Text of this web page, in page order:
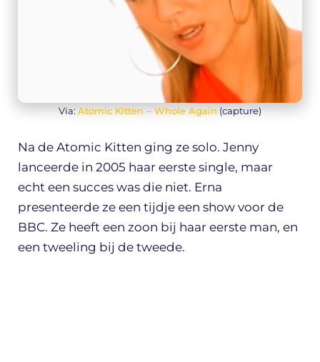
Via: Atomic Kitten – Whole Again (capture)
Na de Atomic Kitten ging ze solo. Jenny
lanceerde in 2005 haar eerste single, maar
echt een succes was die niet. Erna
presenteerde ze een tijdje een show voor de
BBC. Ze heeft een zoon bij haar eerste man, en
een tweeling bij de tweede.